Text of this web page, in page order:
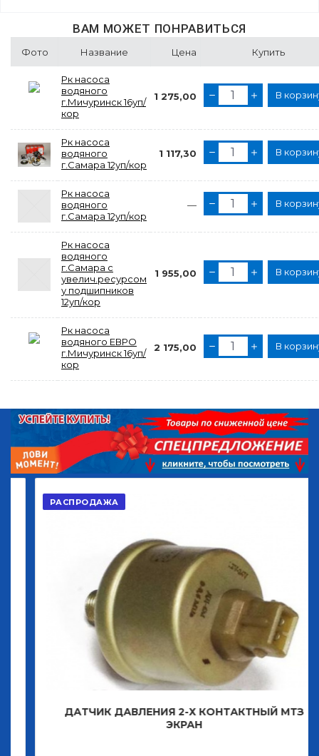
ВАМ МОЖЕТ ПОНРАВИТЬСЯ
Фото Название Цена Купить
Рк насоса
водяного
г.Мичуринск 16уп/
кор
1 275,00 В
Рк насоса
водяного
г.Самара 12уп/кор
1 117,30 В
Рк насоса
водяного
г.Самара 12уп/кор
— В
Рк насоса
водяного
г.Самара с
увелич.ресурсом
у подшипников
12уп/кор
1 955,00 В
Рк насоса
водяного ЕВРО
г.Мичуринск 16уп/
кор
2 175,00 В
РАСПРОДАЖА
ДАТЧИК ДАВЛЕНИЯ 2-Х КОНТАКТНЫЙ МТЗ
ЭКРАН